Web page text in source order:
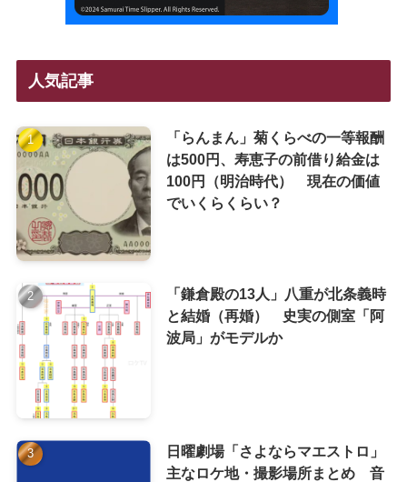
人気記事
「らんまん」菊くらべの一等報酬
は500円、寿恵子の前借り給金は
100円（明治時代） 現在の価値
でいくらくらい？
「鎌倉殿の13人」八重が北条義時
と結婚（再婚） 史実の側室「阿
波局」がモデルか
日曜劇場「さよならマエストロ」
主なロケ地・撮影場所まとめ 音